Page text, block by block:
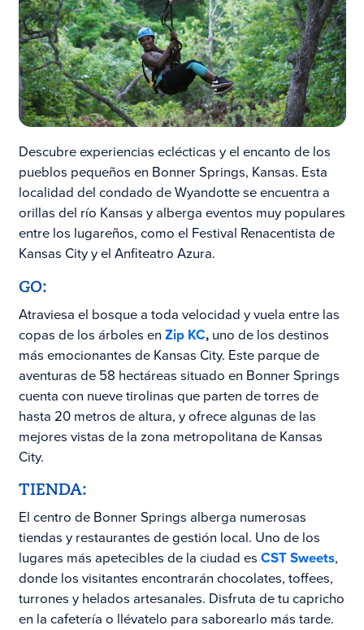
Descubre experiencias eclécticas y el encanto de los
pueblos pequeños en Bonner Springs, Kansas. Esta
localidad del condado de Wyandotte se encuentra a
orillas del río Kansas y alberga eventos muy populares
entre los lugareños, como el Festival Renacentista de
Kansas City y el Anfiteatro Azura.
GO:
Atraviesa el bosque a toda velocidad y vuela entre las
copas de los árboles en Zip KC,uno de los destinos
más emocionantes de Kansas City. Este parque de
aventuras de 58 hectáreas situado en Bonner Springs
cuenta con nueve tirolinas que parten de torres de
hasta 20 metros de altura, y ofrece algunas de las
mejores vistas de la zona metropolitana de Kansas
City.
TIENDA:
El centro de Bonner Springs alberga numerosas
tiendas y restaurantes de gestión local. Uno de los
lugares más apetecibles de la ciudad es CST Sweets,
donde los visitantes encontrarán chocolates, toffees,
turrones y helados artesanales. Disfruta de tu capricho
en la cafetería o llévatelo para saborearlo más tarde.